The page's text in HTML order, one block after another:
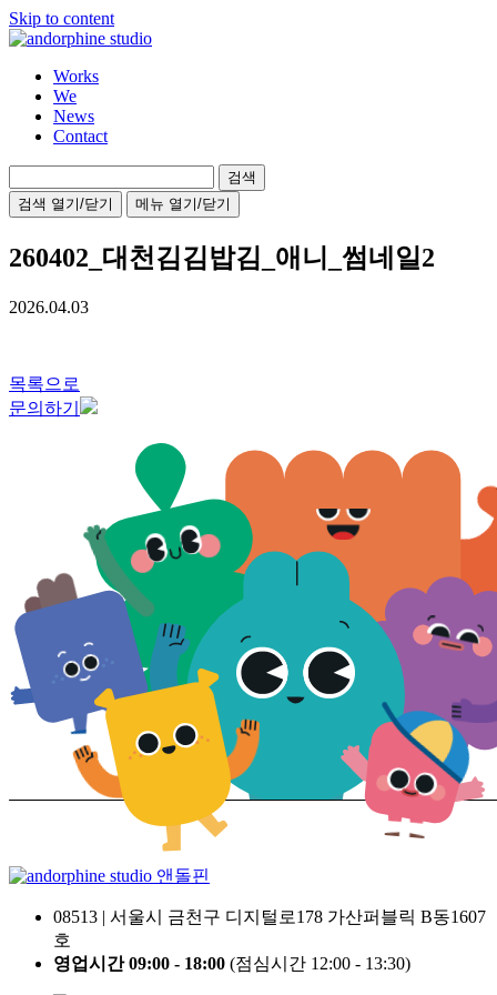
Skip to content
Works
We
News
Contact
색:검색 열기/닫기 메뉴 열기/닫기
260402_대천김김밥김_애니_썸네일2
2026.04.03
목록으로
문의하기
앤돌핀
08513 | 서울시 금천구 디지털로178 가산퍼블릭 B동1607
호
영업시간 09:00 - 18:00 (점심시간 12:00 - 13:30)